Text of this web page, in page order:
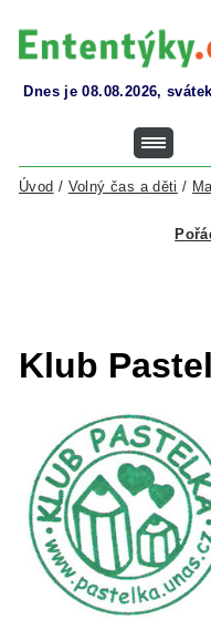
Dnes je 08.08.2026,
Úvod / Volný čas a děti /
Klub